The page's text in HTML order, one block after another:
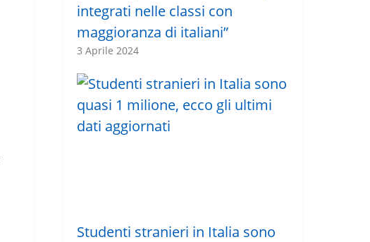
integrati nelle classi con
maggioranza di italiani”
3 Aprile 2024
Studenti stranieri in Italia sono